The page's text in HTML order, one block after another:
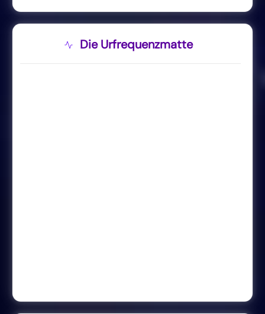
Die Urfrequenzmatte